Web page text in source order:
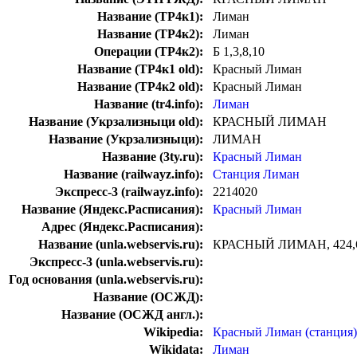
Название (ТР4к1):
Лиман
Название (ТР4к2):
Лиман
Операции (ТР4к2):
Б 1,3,8,10
Название (ТР4к1 old):
Красный Лиман
Название (ТР4к2 old):
Красный Лиман
Название (tr4.info):
Лиман
Название (Укрзализныци old):
КРАСНЫЙ ЛИМАН
Название (Укрзализныци):
ЛИМАН
Название (3ty.ru):
Красный Лиман
Название (railwayz.info):
Станция Лиман
Экспресс-3 (railwayz.info):
2214020
Название (Яндекс.Расписания):
Красный Лиман
Адрес (Яндекс.Расписания):
Название (unla.webservis.ru):
КРАСНЫЙ ЛИМАН,
Экспресс-3 (unla.webservis.ru):
Год основания (unla.webservis.ru):
Название (ОСЖД):
Название (ОСЖД англ.):
Wikipedia:
Красный Лиман (станция)
Wikidata:
Лиман